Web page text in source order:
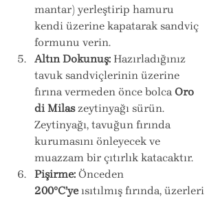
mantar) yerleştirip hamuru
kendi üzerine kapatarak sandviç
formunu verin.
Altın Dokunuş: Hazırladığınız
tavuk sandviçlerinin üzerine
fırına vermeden önce bolca Oro
di Milas zeytinyağı sürün.
Zeytinyağı, tavuğun fırında
kurumasını önleyecek ve
muazzam bir çıtırlık katacaktır.
Pişirme: Önceden
200°C’ye ısıtılmış fırında, üzerleri